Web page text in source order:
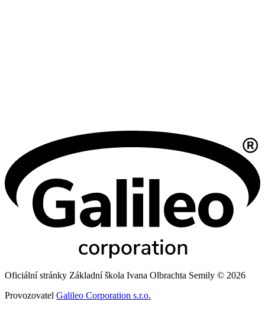
Oficiální stránky Základní škola Ivana Olbrachta Semily © 2026
Provozovatel Galileo Corporation s.r.o.